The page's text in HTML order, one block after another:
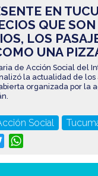
EN
QUE SON
LOS
UNA
de Acción Social del
la actualidad de los
organizada por la
Social
Twitter